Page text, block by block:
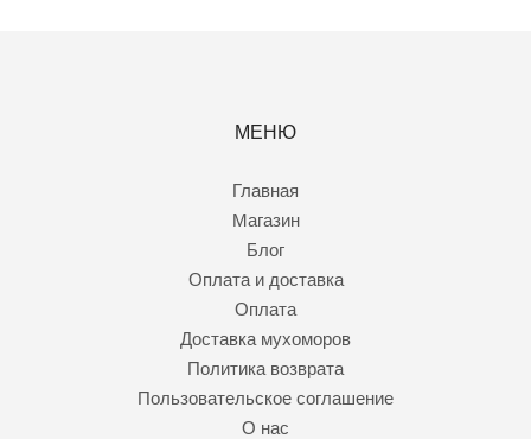
МЕНЮ
Главная
Магазин
Блог
Оплата и доставка
Оплата
Доставка мухоморов
Политика возврата
Пользовательское соглашение
О нас